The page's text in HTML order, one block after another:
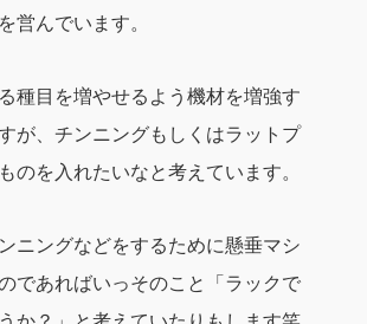
営んでいます。
種目を増やせるよう機材を増強す
が、チンニングもしくはラットプ
のを入れたいなと考えています。
ニングなどをするために懸垂マシ
であればいっそのこと「ラックで